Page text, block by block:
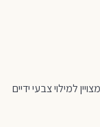
למילוי צבעי ידיים